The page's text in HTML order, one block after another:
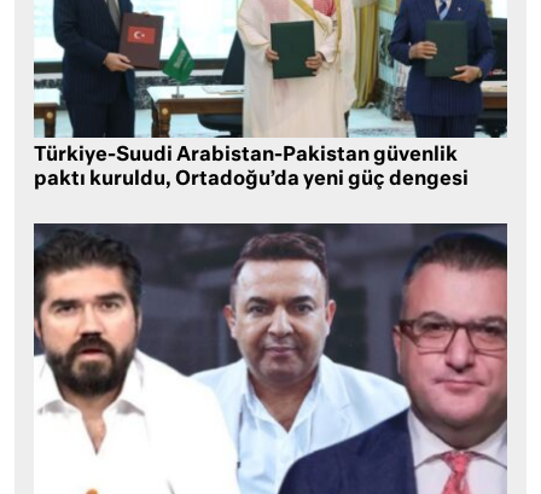
Türkiye-Suudi Arabistan-Pakistan güvenlik
paktı kuruldu, Ortadoğu’da yeni güç dengesi